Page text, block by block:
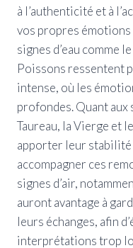
à l’authenticité et à
vos propres émotions
signes d’eau comme
Poissons ressentent
intense, où les
profondes. Quant aux
Taureau, la Vierge et
apporter leur
accompagner ces
signes d’air,
auront avantage à
leurs échanges, afin
interprétations trop